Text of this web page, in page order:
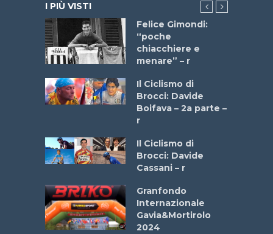
I PIÙ VISTI
Felice Gimondi:
“poche
chiacchiere e
menare” – r
Il Ciclismo di
Brocci: Davide
Boifava – 2a parte –
r
Il Ciclismo di
Brocci: Davide
Cassani – r
Granfondo
Internazionale
Gavia&Mortirolo
2024